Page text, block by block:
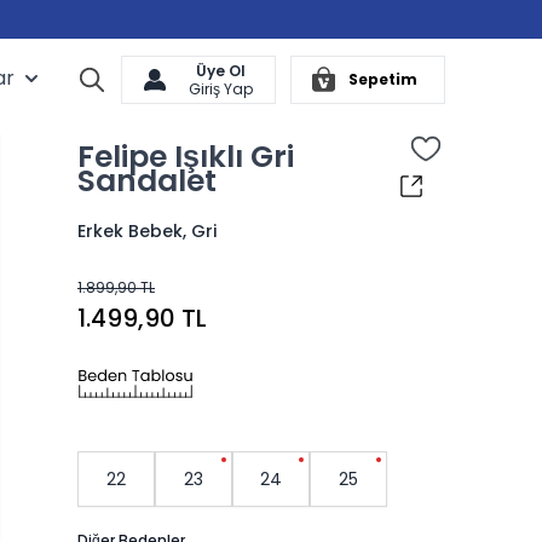
Arama
Üye Ol
Giriş Yap
Cart
Sepetim
Felipe Işıklı Gri
Sandalet
Erkek Bebek, Gri
1.899,90 TL
1.499,90 TL
22 23 24 25